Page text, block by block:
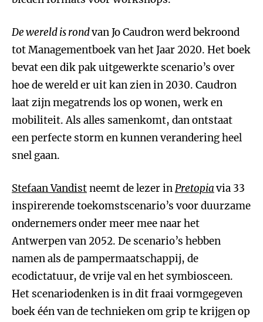
De wereld is rondvan Jo Caudron werd bekroond
tot Managementboek van het Jaar 2020. Het boek
bevat een dik pak uitgewerkte scenario’s over
hoe de wereld er uit kan zien in 2030. Caudron
laat zijn megatrends los op wonen, werk en
mobiliteit. Als alles samenkomt, dan ontstaat
een perfecte storm en kunnen verandering heel
snel gaan.
Stefaan Vandistneemt de lezer inPretopiavia 33
inspirerende toekomstscenario’s voor duurzame
ondernemersonder meer mee naar het
Antwerpen van 2052. De scenario’s hebben
namen als de pampermaatschappij, de
ecodictatuur, de vrije val en het symbiosceen.
Het scenariodenken is in dit fraai vormgegeven
boek één van de technieken om grip te krijgen op